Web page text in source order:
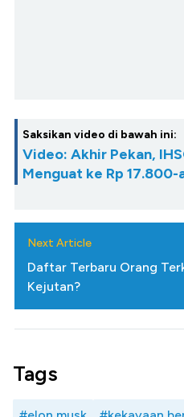
Saksikan video di bawah ini:
Video: Akhir Pekan,
Menguat ke Rp 17.800-
Next Article
Daftar Terbaru Orang
Kejutan?
Tags